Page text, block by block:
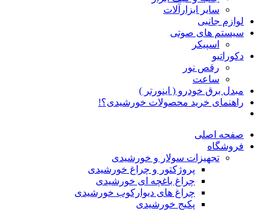
سایر ابزارآلات
لوازم جانبی
سیستم های صوتی
اسپیکر
دکوراتیو
رقص نور
ساعت
مبدل برق خودرو ( اینورتر )
راهنمای خرید محصولات خورشیدی؟!
صفحه اصلی
فروشگاه
تجهیزات سولار و خورشیدی
پروژکتور و چراغ خورشیدی
چراغ باغچه ای خورشیدی
چراغ های دیوارکوب خورشیدی
پکیج خورشیدی